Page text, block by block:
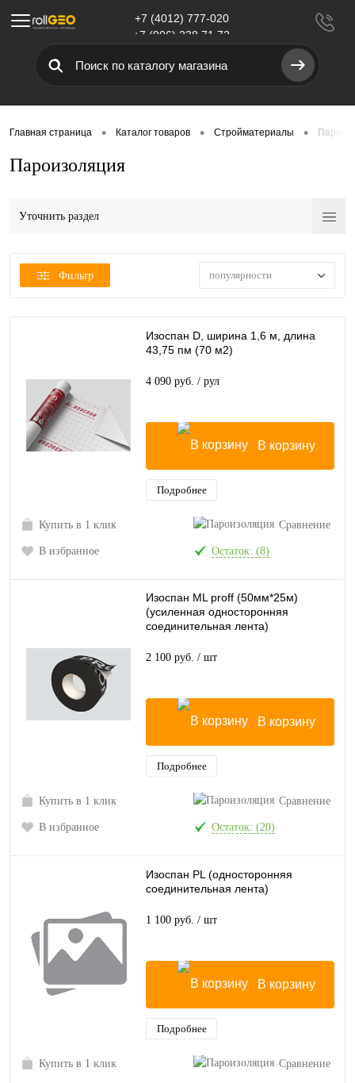
Меню
+7 (4012) 777-020
+7 (906) 238 71 72
Главная страница • Каталог товаров • Стройматериалы •
Пароизоляция
Уточнить раздел
Фильтр популярности
Изоспан D, ширина 1,6 м, длина
43,75 пм (70 м2)
4 090 руб. / рул
В корзину
Подробнее
Купить в 1 клик Сравнение
В избранное Остаток: (8)
Изоспан ML proff (50мм*25м)
(усиленная односторонняя
соединительная лента)
2 100 руб. / шт
В корзину
Подробнее
Купить в 1 клик Сравнение
В избранное Остаток: (20)
Изоспан PL (односторонняя
соединительная лента)
1 100 руб. / шт
В корзину
Подробнее
Купить в 1 клик Сравнение